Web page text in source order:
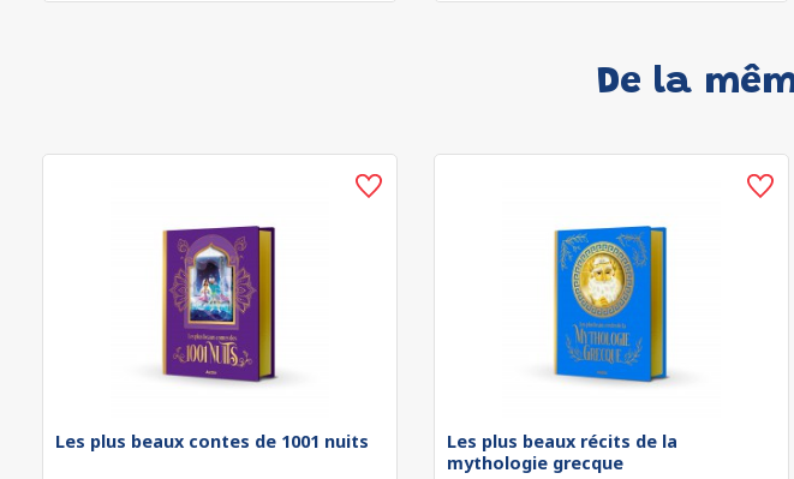
De la
Les plus beaux contes de 1001 nuits
Les plus beaux récits de la
mythologie grecque